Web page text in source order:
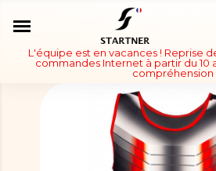
L'équipe est en vacances ! Reprise
commandes Internet à partir du 10
compréhension